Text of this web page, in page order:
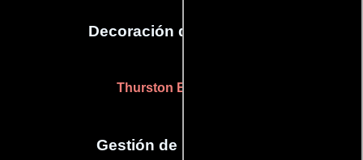
Decoración de escenario
Thurston Edwards
Gestión de producción